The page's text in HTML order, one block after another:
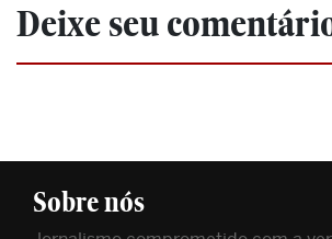
Deixe seu
Sobre nós